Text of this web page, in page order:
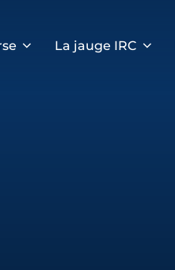
La jauge IRC